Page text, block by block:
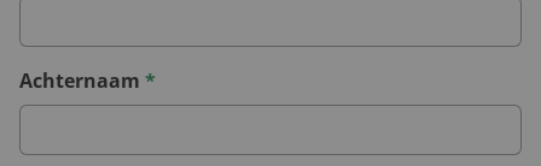
Achternaam *